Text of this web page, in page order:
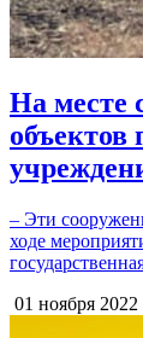
На месте
объектов
– Эти
ходе
01 ноября 2022